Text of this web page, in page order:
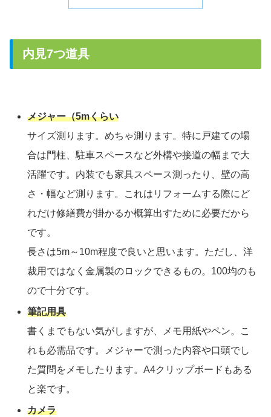
内見7つ道具
メジャー（5mくらい
サイズ測ります。めちゃ測ります。特に戸建ての場
合は門柱、駐車スペースなど外構や接道の幅まで大
活躍です。内装でも家具スペース測ったり、壁の高
さ・幅など測ります。これはリフォームする際にど
れだけ修繕費が掛かるか概算出すために必要だから
です。
長さは5m～10m程度で良いと思います。ただし、洋
裁用ではなく金属製のロックできるもの。100均のも
ので十分です。
筆記用具
書くまでもない気がしますが、メモ用紙やペン。こ
れも必需品です。メジャーで測った内容や口頭でし
た質問をメモしたります。A4クリップボードもある
と楽です。
カメラ